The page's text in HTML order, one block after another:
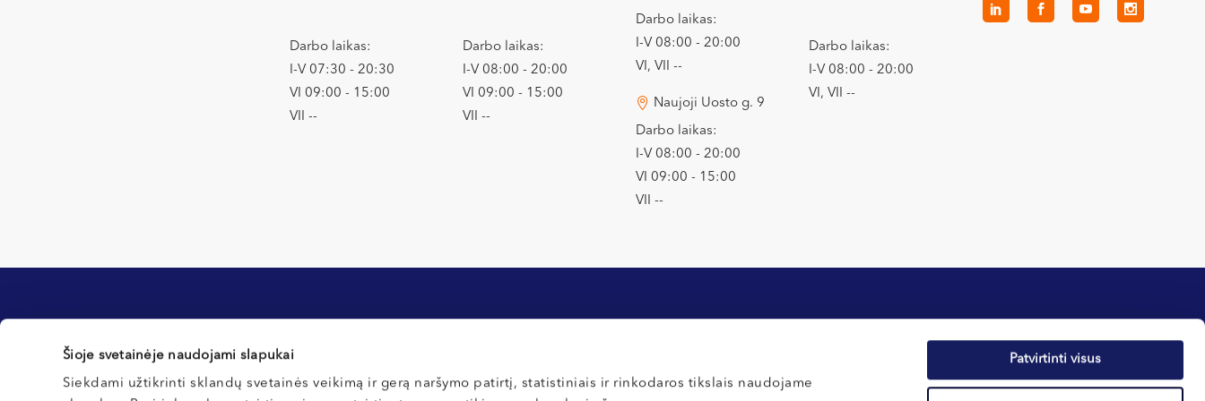
Šioje svetainėje naudojami slapukai
Siekdami užtikrinti sklandų svetainės veikimą ir gerą naršymo patirtį, statistiniais ir rinkodaros tikslais naudojame
Patvirtinti visus
Darbo laikas:
I-V 07:30 - 20:30
VI 09:00 - 15:00
VII --
Darbo laikas:
I-V 08:00 - 20:00
VI 09:00 - 15:00
VII --
Darbo laikas:
I-V 08:00 - 20:00
VI, VII --
Naujoji Uosto g. 9
Darbo laikas:
I-V 08:00 - 20:00
VI 09:00 - 15:00
VII --
Darbo laikas:
I-V 08:00 - 20:00
VI, VII --
Informacija klientams
Kontaktai ir rekvizitai
Registracijos tvarka
Apmokėjimas ir draudimas
Privatumo politika
Apie sveikatą